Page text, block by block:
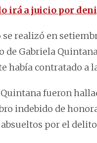
irá a juicio por
realizó en
de Gabriela
había contratado a
fueron
indebido de
por el